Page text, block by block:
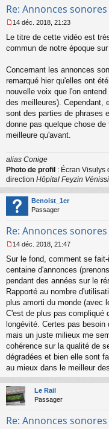
Re: Annonces
e
s
g
e
n
o
n
u
14 déc. 2018, 21:23
Le titre de cette vidéo est
commun de notre époque
Concernant les annonces
remarqué hier qu'elles ont
nouvelle voix que l'on
des meilleures). Cependant,
sont des parties de phrases
donne pas quelque chose
meilleure qu'avant.
alias Conige
Photo de profil : Écran Visulys
direction Hôpital Feyzin
Benoist_1er
Passager
Re: Annonces
e
s
s
g
e
n
o
n
u
14 déc. 2018, 21:47
Sur le fond, comment se
centaine d'annonces
pendant des années sur le
Rapporté au nombre
plus amorti du monde (avec
C'est de plus pas compliqué
longévité. Certes pas
mais un juste milieux me
cohérence sur la qualité de
dégradées et bien elle sont
au mieux dans le meilleur
Le Rail
Passager
Re: Annonces